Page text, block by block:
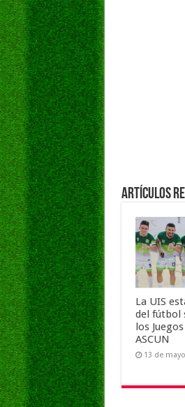
Artículos
La UIS
del fútbol
los
ASCUN
13 de